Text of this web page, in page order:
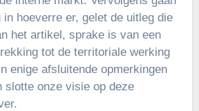
hoeverre er, gelet de uitleg die
het artikel, sprake is van een
tot de territoriale werking
enige afsluitende opmerkingen
slotte onze visie op deze